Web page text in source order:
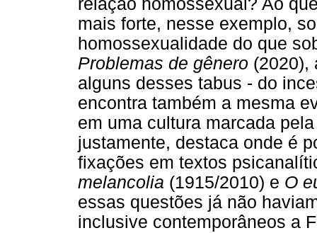
relação homossexual? Ao
mais forte, nesse exemplo,
homossexualidade do que
Problemas de gênero (2020),
alguns desses tabus - do
encontra também a mesma
em uma cultura marcada
justamente, destaca onde é
fixações em textos
melancolia (1915/2010) e O
essas questões já não
inclusive contemporâneos a